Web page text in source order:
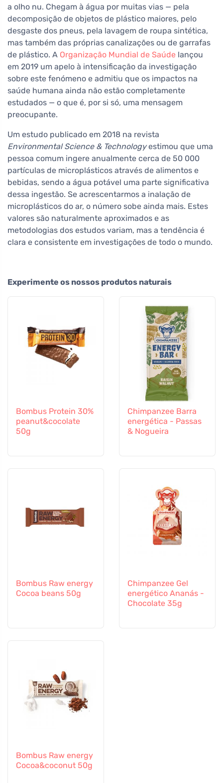
a olho nu. Chegam à água por muitas vias — pela
decomposição de objetos de plástico maiores, pelo
desgaste dos pneus, pela lavagem de roupa sintética,
mas também das próprias canalizações ou de garrafas
de plástico. A Organização Mundial de Saúde lançou
em 2019 um apelo à intensificação da investigação
sobre este fenómeno e admitiu que os impactos na
saúde humana ainda não estão completamente
estudados — o que é, por si só, uma mensagem
preocupante.
Um estudo publicado em 2018 na revista
Environmental Science & Technologyestimou que uma
pessoa comum ingere anualmente cerca de 50 000
partículas de microplásticos através de alimentos e
bebidas, sendo a água potável uma parte significativa
dessa ingestão. Se acrescentarmos a inalação de
microplásticos do ar, o número sobe ainda mais. Estes
valores são naturalmente aproximados e as
metodologias dos estudos variam, mas a tendência é
clara e consistente em investigações de todo o mundo.
Experimente os nossos produtos naturais
Bombus Protein 30%
peanut&cocolate
50g
Chimpanzee Barra
energética - Passas
& Nogueira
Bombus Raw energy
Cocoa beans 50g
Chimpanzee Gel
energético Ananás -
Chocolate 35g
Bombus Raw energy
Cocoa&coconut 50g